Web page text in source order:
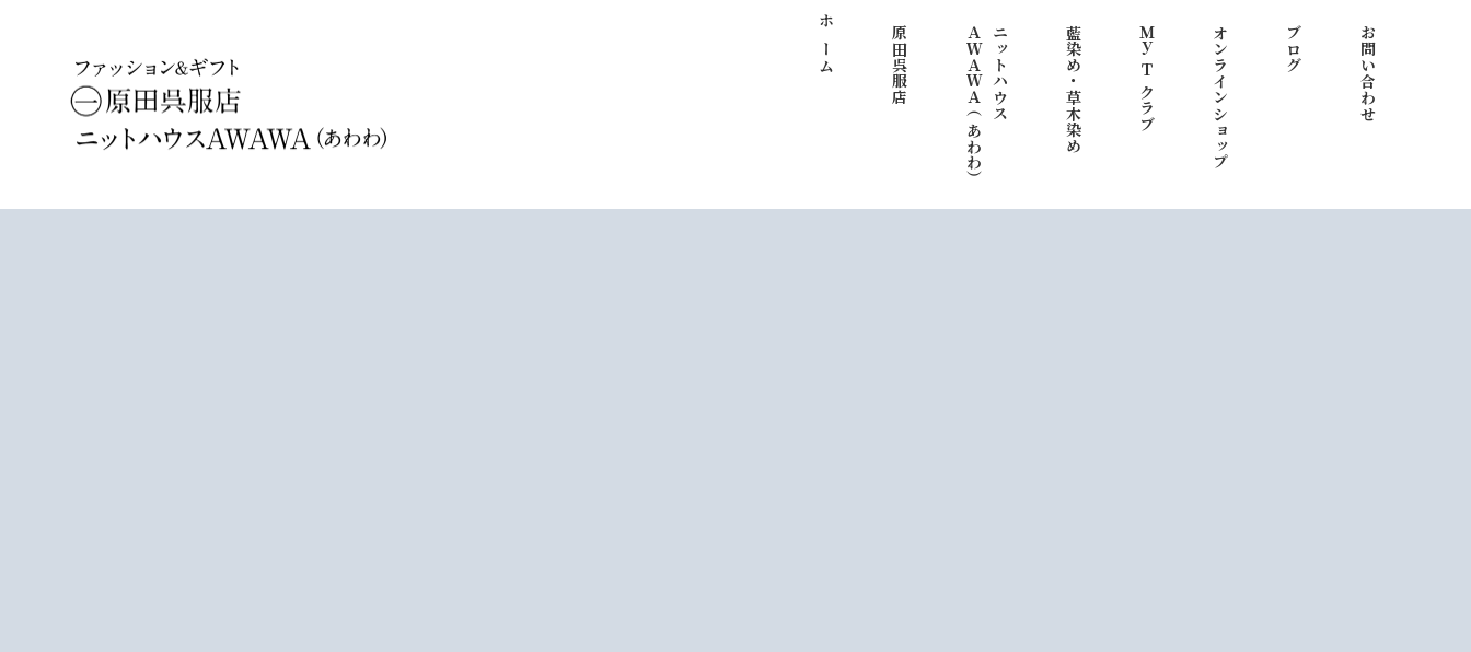
ホーム 原田呉服店 ニットハウス
ＡＷＡＷＡ（あわわ） 藍染め・草木染め Ｍｙ Ｔ クラブ オンラインショップ ブログ お問い合わせ